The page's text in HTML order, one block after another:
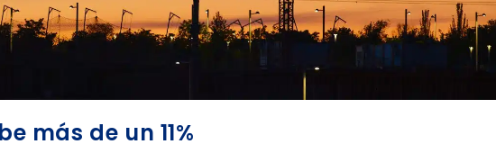
más de un 11%